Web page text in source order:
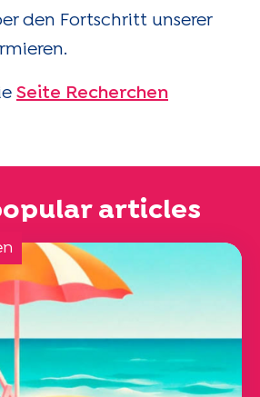
den Fortschritt unserer
Seite Recherchen
articles